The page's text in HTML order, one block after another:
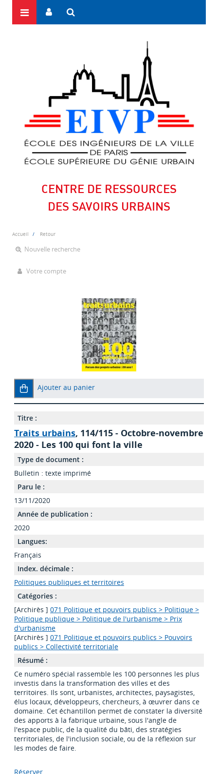
CENTRE DE RESSOURCES
DES SAVOIRS URBAINS
Accueil Retour
Nouvelle recherche
Votre compte
Ajouter au panier
Titre :
Traits urbains, 114/115 - Octobre-novembre
2020 - Les 100 qui font la ville
Type de document :
Bulletin : texte imprimé
Paru le :
13/11/2020
Année de publication :
2020
Langues:
Français
Index. décimale :
Politiques publiques et territoires
Catégories :
[Archirès ] 071 Politique et pouvoirs publics > Politique >
Politique publique > Politique de l'urbanisme > Prix
d'urbanisme
[Archirès ] 071 Politique et pouvoirs publics > Pouvoirs
publics > Collectivité territoriale
Résumé :
Ce numéro spécial rassemble les 100 personnes les plus
investis dans la transformation des villes et des
territoires. Ils sont, urbanistes, architectes, paysagistes,
élus locaux, développeurs, chercheurs, à œuvrer dans ce
domaine. Cet échantillon permet de constater la diversité
des apports à la fabrique urbaine, sous l'angle de
l'espace public, de la qualité du bâti, des stratégies
territoriales, de l'inclusion sociale, ou de la réflexion sur
les modes de faire.
Réserver